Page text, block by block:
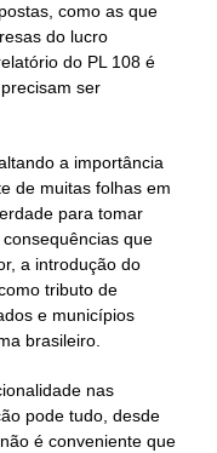
como as que
do lucro
do PL 108 é
ser
a importância
de muitas folhas em
para tomar
que
a introdução do
tributo de
e municípios
brasileiro.
nas
pode tudo, desde
é conveniente que